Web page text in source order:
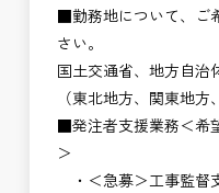
■勤務地について、ご
さい。
国土交通省、地方自治
（東北地方、関東地方
■発注者支援業務＜希
＞
・＜急募＞工事監督